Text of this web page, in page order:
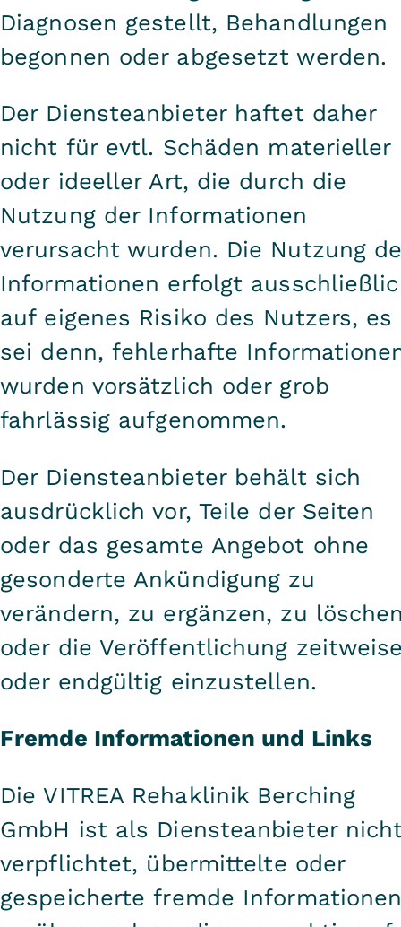
Diagnosen gestellt, Behandlungen
begonnen oder abgesetzt werden.
Der Diensteanbieter haftet daher
nicht für evtl. Schäden materieller
oder ideeller Art, die durch die
Nutzung der Informationen
verursacht wurden. Die Nutzung
Informationen erfolgt
auf eigenes Risiko des Nutzers, es
sei denn, fehlerhafte
wurden vorsätzlich oder grob
fahrlässig aufgenommen.
Der Diensteanbieter behält sich
ausdrücklich vor, Teile der Seiten
oder das gesamte Angebot ohne
gesonderte Ankündigung zu
verändern, zu ergänzen, zu
oder die Veröffentlichung
oder endgültig einzustellen.
Fremde Informationen und Links
Die VITREA Rehaklinik Berching
GmbH ist als Diensteanbieter
verpflichtet, übermittelte oder
gespeicherte fremde